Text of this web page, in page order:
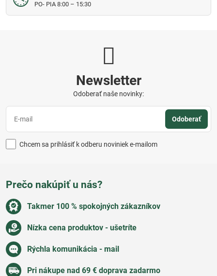
PO- PIA 8:00 – 15:30
Newsletter
Odoberať naše novinky:
Odoberať
Chcem sa prihlásiť k odberu noviniek e-mailom
Prečo nakúpiť u nás?
Takmer 100 % spokojných zákazníkov
Nízka cena produktov - ušetríte
Rýchla komunikácia - mail
Pri nákupe nad 69 € doprava zadarmo